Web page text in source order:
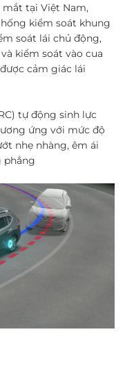
tại Việt Nam,
kiểm soát khung
soát lái chủ động,
kiểm soát vào cua
cảm giác lái
tự động sinh lực
ứng với mức độ
nhẹ nhàng, êm ái
phẳng